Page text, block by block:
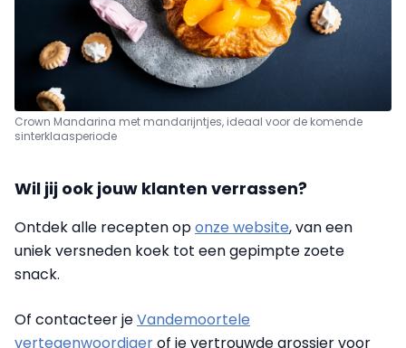
Crown Mandarina met mandarijntjes, ideaal voor de komende
sinterklaasperiode
Wil jij ook jouw klanten verrassen?
Ontdek alle recepten oponze website, van een
uniek versneden koek tot een gepimpte zoete
snack.
Of contacteer jeVandemoortele
vertegenwoordigerof je vertrouwde grossier voor